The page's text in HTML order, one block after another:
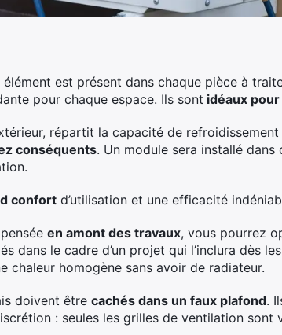
élément est présent dans chaque pièce à
pour chaque espace. Ils sont idéaux
répartit la capacité de
conséquents. Un module sera installé
confort d’utilisation et une efficacité
en amont des travaux, vous pourrez
dans le cadre d’un projet qui l’inclura dès
chaleur homogène sans avoir de radiateur.
doivent être cachés dans un faux plafond.
: seules les grilles de ventilation sont